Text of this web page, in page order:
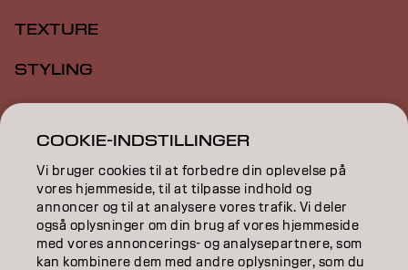
TEXTURE
STYLING
INSPIRATION
EDUCATION
ABOUT
SALON FINDER
COOKIE-INDSTILLINGER
Vi bruger cookies til at forbedre din oplevelse på
vores hjemmeside, til at tilpasse indhold og
annoncer og til at analysere vores trafik. Vi deler
også oplysninger om din brug af vores hjemmeside
med vores annoncerings- og analysepartnere, som
kan kombinere dem med andre oplysninger, som du